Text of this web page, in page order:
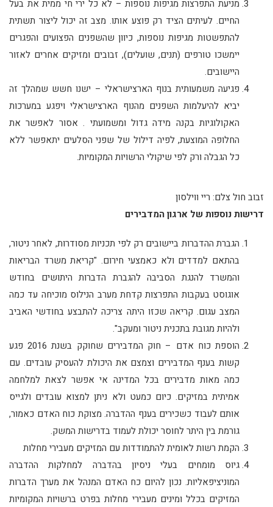
מניעת התפרצות מגיפות נוספות – לא כל ירי חי ממית את בעל
החיים. לעיתים הציד רק פוצע אותו. מצב זה יכול ליצור תשתית
להתפשטות מגיפות נוספות, כיוון שהשפנים הפצועים והפגרים
יימשכו טורפים (תנים, שועלים), זבובים ומזיקים אחרים לאזור
היישובים.
פגיעה משמעותית בנוף הארצישראלי – ישנו חשש שמהלך זה
יביא להיעלמות השפנים מהנוף הארצישראלי ויפגע במערכות
האקולוגיות בקנה מידה גדול ומשמועתי . אסור לאפשר את
החלופה המוצעת, לפיה דילול של שפני הסלעים יתאפשר ללא
כל הגבלה ורק לפי שיקולי הרשויות המקומיות.
זבוב חול צלם: ריי ווילסון
דרישות נוספות של ארגון המדבירים
הגברת ההדברות ביישובים רק לפי תכניות מסודרות, לאחר ניטור,
בהתאם למדדים ולא כאמצעי חירום. "קריאת משרד הבריאות
והמשרד להנגת הסביבה להגברת הדברות היתושים בחודש
אוגוסט בעקבות התפרצות קדחת מערב הנילוס מוכיחה עד כמה
המצב עגום. קריאה שכזו היתה צריכה להתבצע בחודשי האביב
ולהיות מגובת בתכנית ניטור ומעקב".
הוספת כוח אדם – חוק המדבירים שחוקק בשנת 2016 פגע
קשות בענף המדבירים וצמצם את היכולת להעסיק עובדים. עם
כמה מאות מדבירים בכל המדינה אי אפשר לצאת למלחמה
אמיתית במזיקים. כיום כמעט ולא ניתן למצוא עובדים ולגייס
אותם לעבוד כשכירים בענף ההדברה. מצוקת כוח האדם כאמור,
גורמת בין היתר לחוסר יכולת לעמוד בדרישות המשק.
הקמת רשות לאומית להתמודדות עם המזיקים מעבירי מחלות
גיוס מומחים בעלי ניסיון בהדברה למחלקות ההדברה
המוניציפאליות. נכון להיום כח האדם המנהל את מערך הדברות
המזיקים בכלל ומינים מעבירי מחלות בפרט ברשויות המקומיות